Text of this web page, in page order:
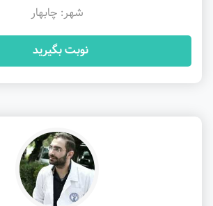
شهر: چابهار
نوبت بگیرید